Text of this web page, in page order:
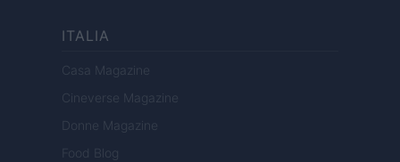
ITALIA
Casa Magazine
Cineverse Magazine
Donne Magazine
Food Blog